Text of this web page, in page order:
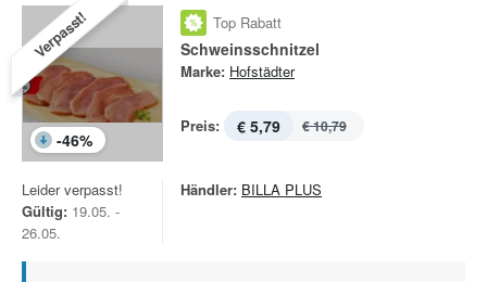
Verpasst!
-46%
Top Rabatt
Schweinsschnitzel
Marke: Hofstädter
Preis: € 5,79 € 10,79
Leider verpasst!
Gültig: 19.05. -
26.05.
Händler: BILLA PLUS